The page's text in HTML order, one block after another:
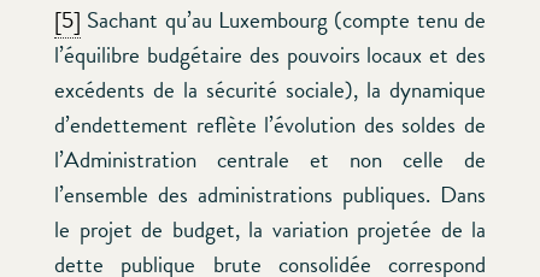
[5] Sachant qu’au Luxembourg (compte tenu de
l’équilibre budgétaire des pouvoirs locaux et des
excédents de la sécurité sociale), la dynamique
d’endettement reflète l’évolution des soldes de
l’Administration centrale et non celle de
l’ensemble des administrations publiques. Dans
le projet de budget, la variation projetée de la
dette publique brute consolidée correspond